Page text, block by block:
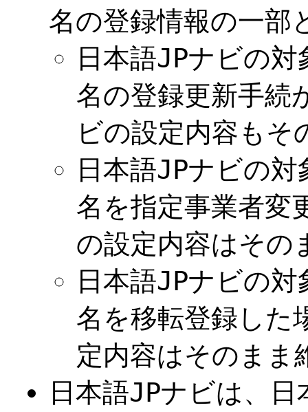
名の登録情報の一部
日本語JPナビの
名の登録更新手続
ビの設定内容もそ
日本語JPナビの
名を指定事業者変
の設定内容はその
日本語JPナビの
名を移転登録した
定内容はそのまま
日本語JPナビは、